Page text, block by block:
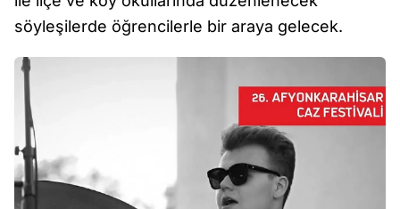
söyleşilerde öğrencilerle bir araya gelecek.